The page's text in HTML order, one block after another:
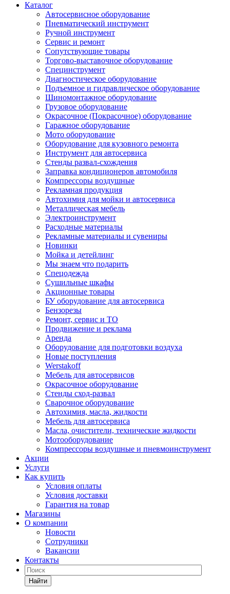
Каталог
Автосервисное оборудование
Пневматический инструмент
Ручной инструмент
Сервис и ремонт
Сопутствующие товары
Торгово-выставочное оборудование
Специнструмент
Диагностическое оборудование
Подъемное и гидравлическое оборудование
Шиномонтажное оборудование
Грузовое оборудование
Окрасочное (Покрасочное) оборудование
Гаражное оборудование
Мото оборудование
Оборудование для кузовного ремонта
Инструмент для автосервиса
Стенды развал-схождения
Заправка кондиционеров автомобиля
Компрессоры воздушные
Рекламная продукция
Автохимия для мойки и автосервиса
Металлическая мебель
Электроинструмент
Расходные материалы
Рекламные материалы и сувениры
Новинки
Мойка и детейлинг
Мы знаем что подарить
Спецодежда
Сушильные шкафы
Акционные товары
БУ оборудование для автосервиса
Бензорезы
Ремонт, сервис и ТО
Продвижение и реклама
Аренда
Оборудование для подготовки воздуха
Новые поступления
Werstakoff
Мебель для автосервисов
Окрасочное оборудование
Стенды сход-развал
Сварочное оборудование
Автохимия, масла, жидкости
Мебель для автосервиса
Масла, очистители, технические жидкости
Мотооборудование
Компрессоры воздушные и пневмоинструмент
Акции
Услуги
Как купить
Условия оплаты
Условия доставки
Гарантия на товар
Магазины
О компании
Новости
Сотрудники
Вакансии
Контакты
Найти